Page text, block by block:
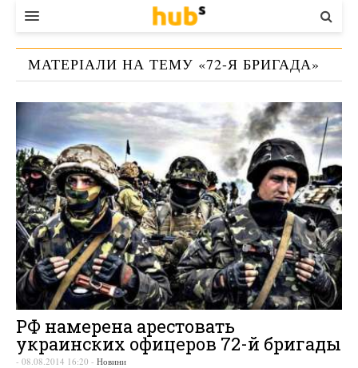
ВЛАДА
ЕКОНОМІКА
БІЗНЕС
СТАРТЕР
КОНТАКТИ
МАТЕРІАЛИ НА ТЕМУ «72-Я БРИГАДА»
РФ намерена арестовать
украинских офицеров 72-й бригады
- 08.08.2014 16:20 - Новини